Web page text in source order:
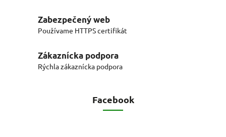
Zabezpečený web
Používame HTTPS certifikát
Zákaznícka podpora
Rýchla zákaznícka podpora
Facebook